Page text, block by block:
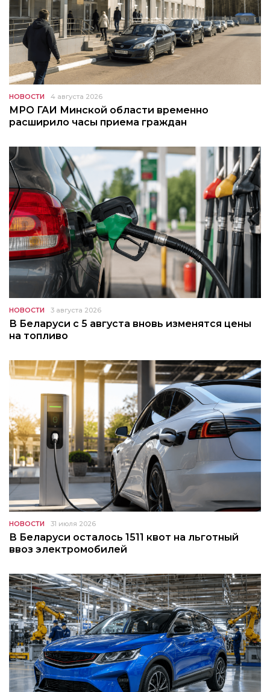
НОВОСТИ 4 августа 2026
МРО ГАИ Минской области временно
расширило часы приема граждан
НОВОСТИ 3 августа 2026
В Беларуси с 5 августа вновь изменятся цены
на топливо
НОВОСТИ 31 июля 2026
В Беларуси осталось 1511 квот на льготный
ввоз электромобилей